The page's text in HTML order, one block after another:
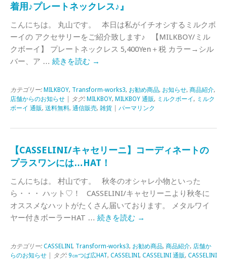
着用♪プレートネックレス♪』
こんにちは。 丸山です。 本日は私がイチオシするミルクボ
ーイの アクセサリーをご紹介致します♪ 【MILKBOY/ミル
クボーイ】 プレートネックレス 5,400Yen＋税 カラー→シル
バー、ア … 続きを読む →
カテゴリー: MILKBOY, Transform-works3, お勧め商品, お知らせ, 商品紹介,
店舗からのお知らせ | タグ: MILKBOY, MILKBOY 通販, ミルクボーイ, ミルク
ボーイ 通販, 送料無料, 通信販売, 雑貨 パーマリンク
【CASSELINI/キャセリーニ】コーディネートの
プラスワンには…HAT！
こんにちは。 村山です。 秋冬のオシャレ小物といった
ら・・・ ハット♡！ CASSELINI/キャセリーニより秋冬に
オススメなハットがたくさん届いております。 メタルワイ
ヤー付きボーラーHAT … 続きを読む →
カテゴリー: CASSELINI, Transform-works3, お勧め商品, 商品紹介, 店舗か
らのお知らせ | タグ: 9㎝つば広HAT, CASSELINI, CASSELINI 通販, CASSELINI